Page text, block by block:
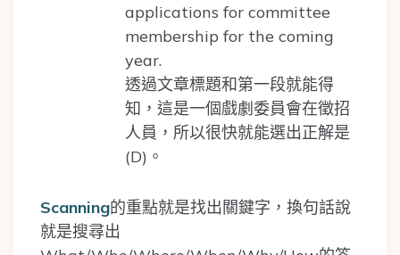
applications for committee
membership for the coming
year.
透過文章標題和第一段就能得
知，這是一個戲劇委員會在徵招
人員，所以很快就能選出正解是
(D)。
Scanning的重點就是找出關鍵字，換句話說
就是搜尋出